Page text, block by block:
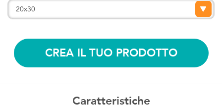
CREA IL TUO PRODOTTO
Caratteristiche